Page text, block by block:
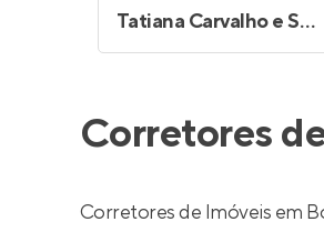
Tatiana Carvalho e Silva
Corretores
Corretores de Imóveis em